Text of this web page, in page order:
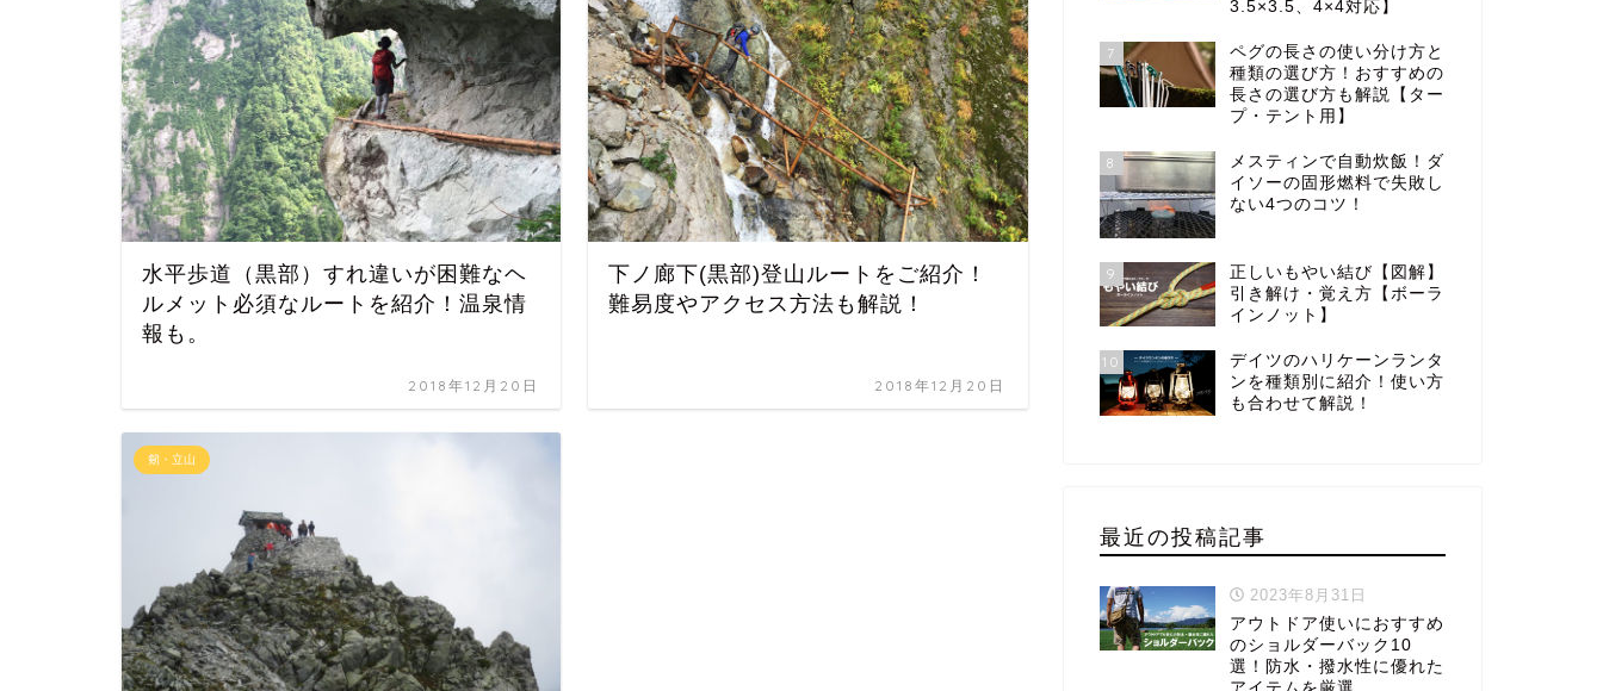
水平歩道（黒部）すれ違いが困難なヘ
ルメット必須なルートを紹介！温泉情
報も。
2018年12月20日
下ノ廊下(黒部)登山ルートをご紹介！
難易度やアクセス方法も解説！
2018年12月20日
剱・立山
3.5×3.5、4×4対応】
7
ペグの長さの使い分け方と
種類の選び方！おすすめの
長さの選び方も解説【ター
プ・テント用】
8
メスティンで自動炊飯！ダ
イソーの固形燃料で失敗し
ない4つのコツ！
9
正しいもやい結び【図解】
引き解け・覚え方【ボーラ
インノット】
10
デイツのハリケーンランタ
ンを種類別に紹介！使い方
も合わせて解説！
最近の投稿記事
2023年8月31日
アウトドア使いにおすすめ
のショルダーバック10
選！防水・撥水性に優れた